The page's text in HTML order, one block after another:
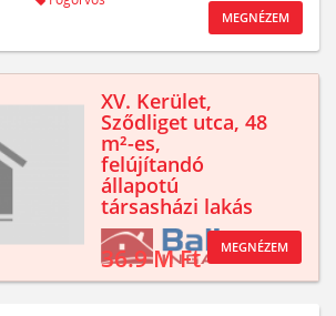
MEGNÉZEM
XV. Kerület,
Sződliget utca, 48
m²-es,
felújítandó
állapotú
társasházi lakás
36.9 M Ft MEGNÉZEM